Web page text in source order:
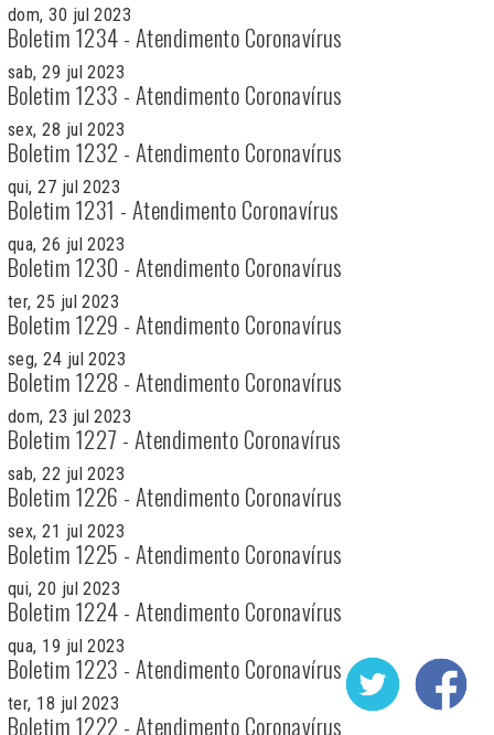
dom, 30 jul 2023
Boletim 1234 - Atendimento Coronavírus
sab, 29 jul 2023
Boletim 1233 - Atendimento Coronavírus
sex, 28 jul 2023
Boletim 1232 - Atendimento Coronavírus
qui, 27 jul 2023
Boletim 1231 - Atendimento Coronavírus
qua, 26 jul 2023
Boletim 1230 - Atendimento Coronavírus
ter, 25 jul 2023
Boletim 1229 - Atendimento Coronavírus
seg, 24 jul 2023
Boletim 1228 - Atendimento Coronavírus
dom, 23 jul 2023
Boletim 1227 - Atendimento Coronavírus
sab, 22 jul 2023
Boletim 1226 - Atendimento Coronavírus
sex, 21 jul 2023
Boletim 1225 - Atendimento Coronavírus
qui, 20 jul 2023
Boletim 1224 - Atendimento Coronavírus
qua, 19 jul 2023
Boletim 1223 - Atendimento Coronavírus
ter, 18 jul 2023
Boletim 1222 - Atendimento Coronavírus